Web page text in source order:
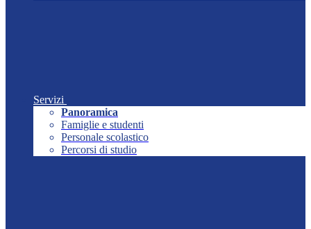
Servizi
Panoramica
Famiglie e studenti
Personale scolastico
Percorsi di studio